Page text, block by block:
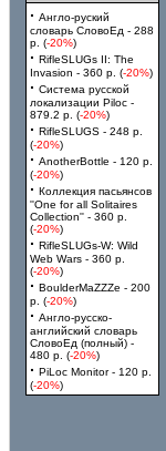
· Англо-руский
словарь СловоЕд - 288
p. (-20%)
· RifleSLUGs II: The
Invasion - 360 p. (-20%)
· Система русской
локализации Piloc -
879.2 p. (-20%)
· RifleSLUGS - 248 p.
(-20%)
· AnotherBottle - 120 p.
(-20%)
· Коллекция пасьянсов
''One for all Solitaires
Collection'' - 360 p.
(-20%)
· RifleSLUGs-W: Wild
Web Wars - 360 p.
(-20%)
· BoulderMaZZZe - 200
p. (-20%)
· Англо-русско-
английский словарь
СловоЕд (полный) -
480 p. (-20%)
· PiLoc Monitor - 120 p.
(-20%)